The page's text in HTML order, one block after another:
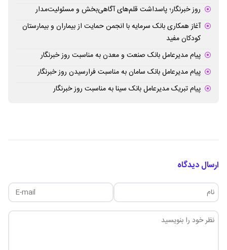
روز خبرنگار؛ پاسداشت قلم‌های آگاهی‌بخش و مسئولیت‌مدار
آغاز همکاری بانک سرمایه با انجمن حمایت از بیماران و بیمارستان
کودکان مفید
پیام مدیرعامل بانک صنعت و معدن به مناسبت روز خبرنگار
پیام مدیرعامل بانک سامان به مناسبت فرارسیدن روز خبرنگار
پیام تبریک مدیرعامل بانک سینا به مناسبت روز خبرنگار
ارسال دیدگاه